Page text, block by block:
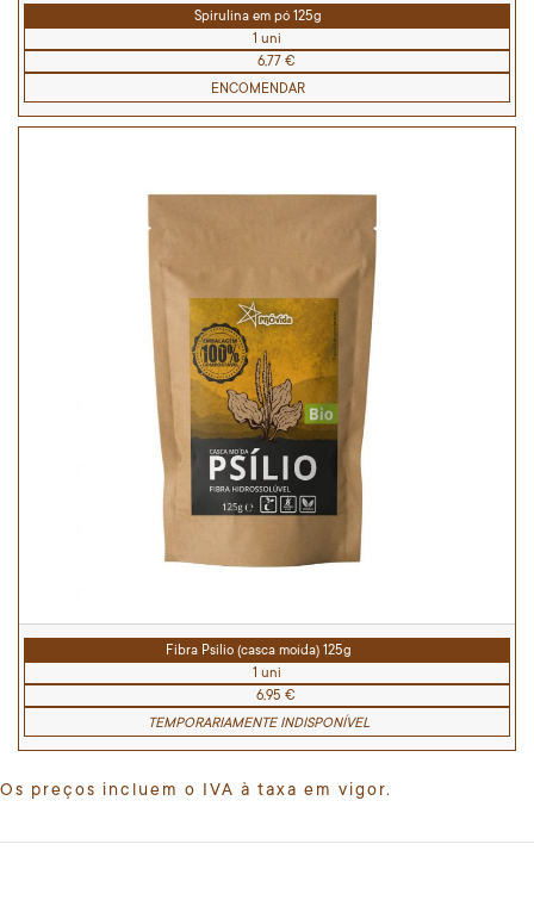
Spirulina em pó 125g
1 uni
6,77 €
ENCOMENDAR
Fibra Psilio (casca moída) 125g
1 uni
6,95 €
TEMPORARIAMENTE INDISPONÍVEL
Os preços incluem o IVA à taxa em vigor.